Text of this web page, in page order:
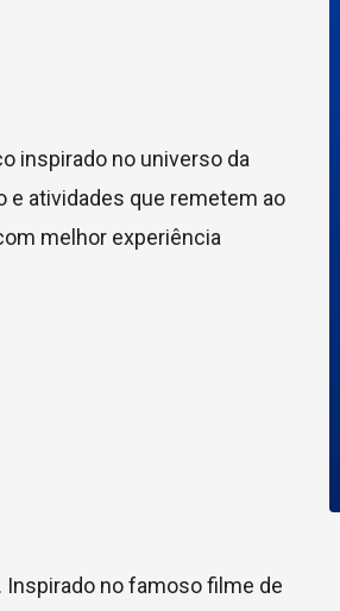
inspirado no universo da
e atividades que remetem ao
melhor experiência
. Inspirado no famoso filme de